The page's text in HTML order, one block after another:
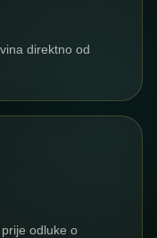
direktno od
odluke o